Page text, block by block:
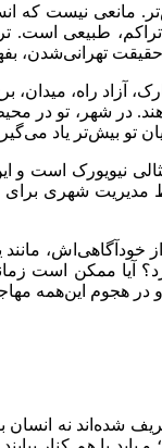
مانعی نیست که
تراکم، طبیعی
تهرانی‌شدن،
راه، میدان،
در شهر، تو
تو بیش‌تر یاد
نیویورک است
شهری برای
ممکن است
و در هجوم این‌همه
شده‌اند نه